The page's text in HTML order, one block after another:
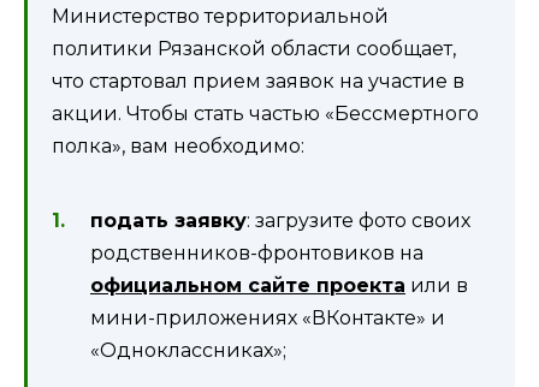
Министерство территориальной
политики Рязанской области сообщает,
что стартовал прием заявок на участие в
акции. Чтобы стать частью «Бессмертного
полка», вам необходимо:
подать заявку: загрузите фото своих
родственников-фронтовиков на
официальном сайте проекта или в
мини-приложениях «ВКонтакте» и
«Одноклассниках»;